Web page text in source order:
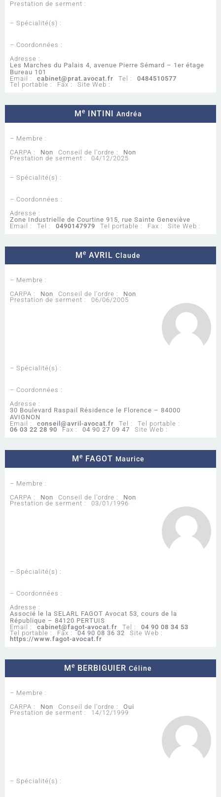
Prestation de serment :
– Spécialité(s) :
– Coordonnées :
Adresse :
Les Marches du Palais 4, avenue Pierre Sémard – 1er étage
Bureau 101
Email :
cabinet@prat.avocat.fr Tel :
0484510577
Tel portable :
Fax : Site Web :
Me INTINI Andréa
– Membre :
CARPA :
Non Conseil de l'ordre :
Non
Prestation de serment :
04/12/2025
– Spécialité(s) :
– Coordonnées :
Adresse :
Zone Industrielle de Courtine 915, rue Sainte Geneviève
Email :
Tel : 0490147979 Tel portable : Fax : Site Web :
Me AVRIL Claude
– Membre :
CARPA :
Non Conseil de l'ordre :
Non
Prestation de serment :
06/06/2005
– Spécialité(s) :
– Coordonnées :
Adresse :
30 Boulevard Raspail Résidence le Florence – 84000
AVIGNON
Email :
conseil@avril-avocat.fr Tel :
Tel portable :
06 03 22 28 90
Fax : 04 90 27 09 47 Site Web :
Me FAGOT Maurice
– Membre :
CARPA :
Non Conseil de l'ordre :
Non
Prestation de serment :
03/01/1996
– Spécialité(s) :
– Coordonnées :
Adresse :
Associé le la SELARL FAGOT Avocat 53, cours de la
République – 84120 PERTUIS
Email :
cabinet@fagot-avocat.fr Tel :
04 90 08 34 53
Tel portable :
Fax : 04 90 08 36 32
Site Web :
https://www.fagot-avocat.fr
Me BERBIGUIER Céline
– Membre :
CARPA :
Non Conseil de l'ordre :
Oui
Prestation de serment :
14/12/1999
– Spécialité(s) :